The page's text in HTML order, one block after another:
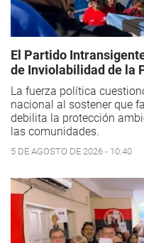
El Partido
de Inviolabilidad de la
La fuerza política
nacional al sostener que
debilita la protección
las comunidades.
5 DE AGOSTO DE 2026 - 10:40